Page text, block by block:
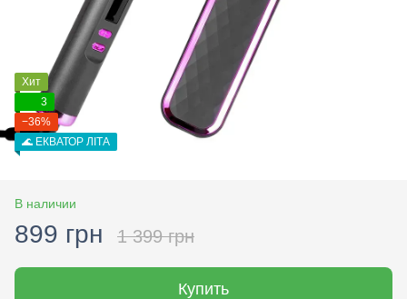
Хит
3
−36%
🌊 ЕКВАТОР ЛІТА
В наличии
899 грн 1 399 грн
Купить